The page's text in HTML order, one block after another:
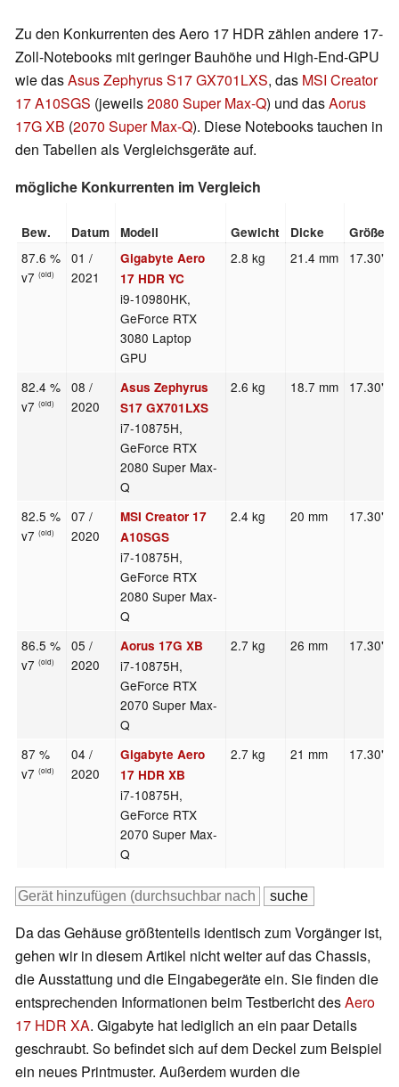
Zu den Konkurrenten des Aero 17 HDR zählen andere 17-
Zoll-Notebooks mit geringer Bauhöhe und High-End-GPU
wie dasAsus Zephyrus S17 GX701LXS, das MSI Creator
17 A10SGS (jeweils2080 Super Max-Q) und dasAorus
17G XB (2070 Super Max-Q). Diese Notebooks tauchen in
den Tabellen als Vergleichsgeräte auf.
mögliche Konkurrenten im Vergleich
Bew. Datum Modell Gewicht Dicke Größe
87.6 %
v7(old)
01 /
2021
Gigabyte Aero
17 HDR YC
i9-10980HK,
GeForce RTX
3080 Laptop
GPU
2.8 kg 21.4 mm 17.30"
82.4 %
v7(old)
08 /
2020
Asus Zephyrus
S17 GX701LXS
i7-10875H,
GeForce RTX
2080 Super Max-
Q
2.6 kg 18.7 mm 17.30"
82.5 %
v7(old)
07 /
2020
MSI Creator 17
A10SGS
i7-10875H,
GeForce RTX
2080 Super Max-
Q
2.4 kg 20 mm 17.30"
86.5 %
v7(old)
05 /
2020
Aorus 17G XB
i7-10875H,
GeForce RTX
2070 Super Max-
Q
2.7 kg 26 mm 17.30"
87 %
v7(old)
04 /
2020
Gigabyte Aero
17 HDR XB
i7-10875H,
GeForce RTX
2070 Super Max-
Q
2.7 kg 21 mm 17.30"
Da das Gehäuse größtenteils identisch zum Vorgänger ist,
gehen wir in diesem Artikel nicht weiter auf das Chassis,
die Ausstattung und die Eingabegeräte ein. Sie finden die
entsprechenden Informationen beim Testbericht desAero
17 HDR XA. Gigabyte hat lediglich an ein paar Details
geschraubt. So befindet sich auf dem Deckel zum Beispiel
ein neues Printmuster. Außerdem wurden die